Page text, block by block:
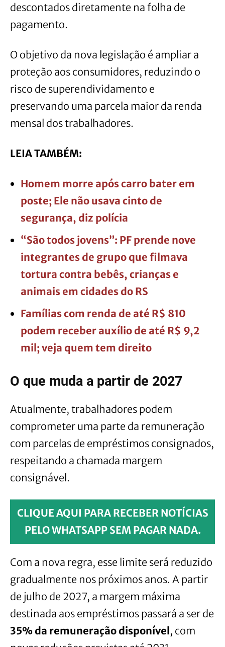
descontados diretamente na folha de
pagamento.
O objetivo da nova legislação é ampliar a
proteção aos consumidores, reduzindo o
risco de superendividamento e
preservando uma parcela maior da renda
mensal dos trabalhadores.
LEIA TAMBÉM:
Homem morre após carro bater em
poste; Ele não usava cinto de
segurança, diz polícia
“São todos jovens”: PF prende nove
integrantes de grupo que filmava
tortura contra bebês, crianças e
animais em cidades do RS
Famílias com renda de até R$ 810
podem receber auxílio de até R$ 9,2
mil; veja quem tem direito
O que muda a partir de 2027
Atualmente, trabalhadores podem
comprometer uma parte da remuneração
com parcelas de empréstimos consignados,
respeitando a chamada margem
consignável.
CLIQUE AQUI PARA RECEBER NOTÍCIAS
PELO WHATSAPP SEM PAGAR NADA.
Com a nova regra, esse limite será reduzido
gradualmente nos próximos anos. A partir
de julho de 2027, a margem máxima
destinada aos empréstimos passará a ser de
35% da remuneração disponível, com